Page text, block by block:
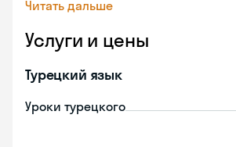
Читать дальше
Услуги и цены
Турецкий язык
Уроки турецкого